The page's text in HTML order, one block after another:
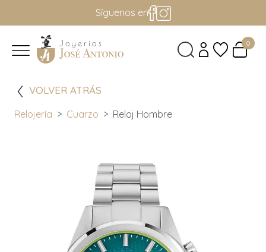
Síguenos en
0
VOLVER ATRÁS
Relojería Cuarzo Reloj Hombre